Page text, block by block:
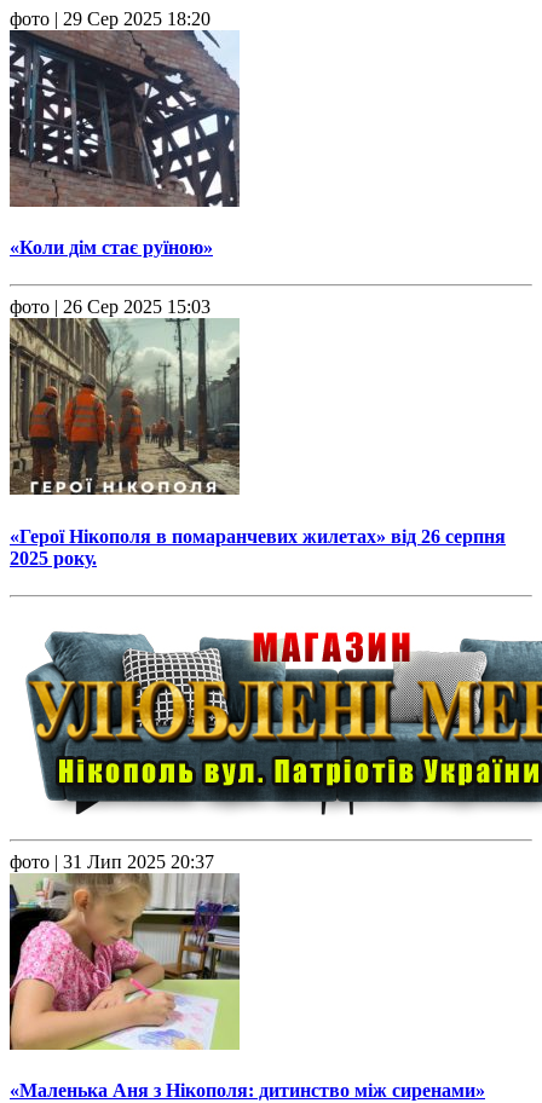
фото | 29 Сер 2025 18:20
«Коли дім стає руїною»
фото | 26 Сер 2025 15:03
«Герої Нікополя в помаранчевих жилетах» від 26 серпня
2025 року.
фото | 31 Лип 2025 20:37
«Маленька Аня з Нікополя: дитинство між сиренами»